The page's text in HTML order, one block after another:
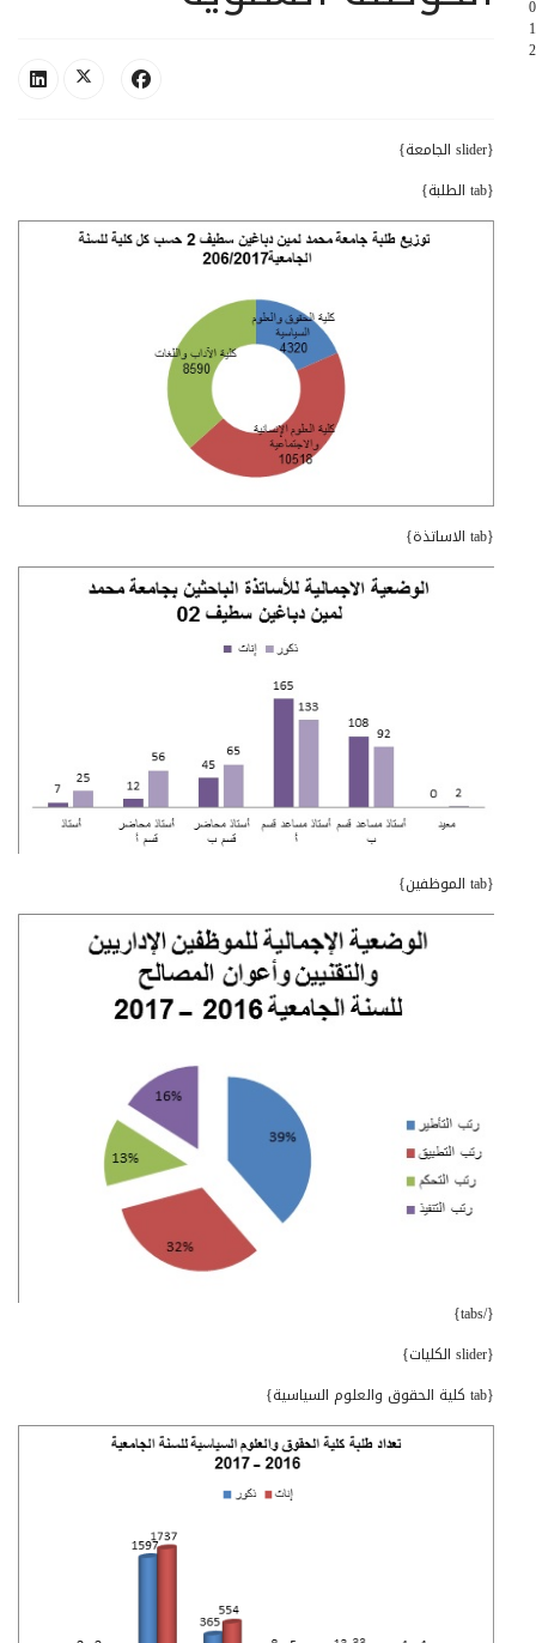
0
1
2
{slider الجامعة}
{tab الطلبة}
{tab الاساتذة}
{tab الموظفين}
{/tabs}
{slider الكليات}
{tab كلية الحقوق والعلوم السياسية}